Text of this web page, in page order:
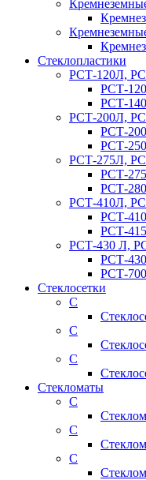
Стеклопластики
РСТ-120Л,
РСТ-
РСТ-
РСТ-200Л,
РСТ-
РСТ-
РСТ-275Л,
РСТ-
РСТ-
РСТ-410Л,
РСТ-
РСТ-
РСТ-430 Л,
РСТ-
РСТ-
Стеклосетки
С
С
С
Стекломаты
С
С
С